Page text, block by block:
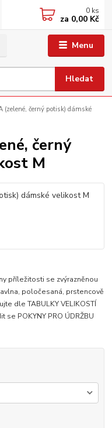
Menu
Hledat
0 ks
za 0,00 Kč
(zelené, černý potisk) dámské
černý
M
příležitosti se zvýrazněnou
poločesaná, prstencově
dle TABULKY VELIKOSTÍ
POKYNY PRO ÚDRŽBU